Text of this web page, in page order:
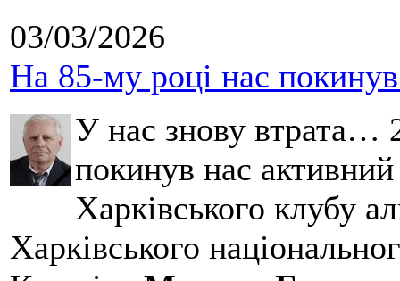
03/03/2026
На 85-му році нас
У нас знову втрата…
покинув нас
Харківського клубу
Харківського